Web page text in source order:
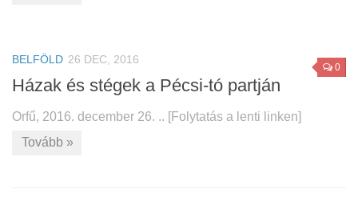
0
BELFÖLD 26 DEC, 2016
Házak és stégek a Pécsi-tó partján
Orfű, 2016. december 26. .. [Folytatás a lenti linken]
Tovább »